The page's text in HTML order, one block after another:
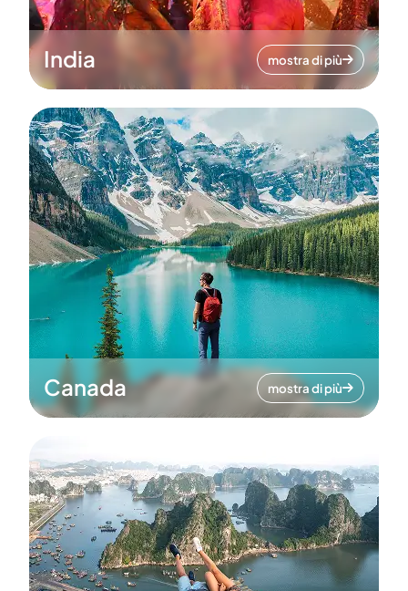
India mostra di più
Canada mostra di più